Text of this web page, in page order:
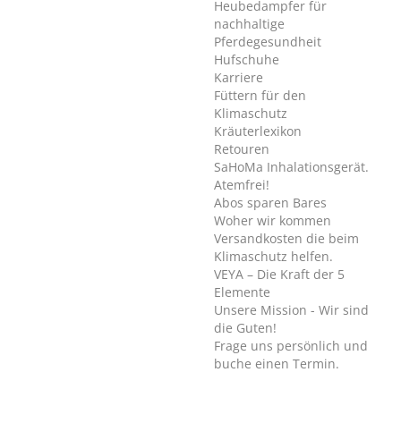
Heubedampfer für
nachhaltige
Pferdegesundheit
Hufschuhe
Karriere
Füttern für den
Klimaschutz
Kräuterlexikon
Retouren
SaHoMa Inhalationsgerät.
Atemfrei!
Abos sparen Bares
Woher wir kommen
Versandkosten die beim
Klimaschutz helfen.
VEYA – Die Kraft der 5
Elemente
Unsere Mission - Wir sind
die Guten!
Frage uns persönlich und
buche einen Termin.